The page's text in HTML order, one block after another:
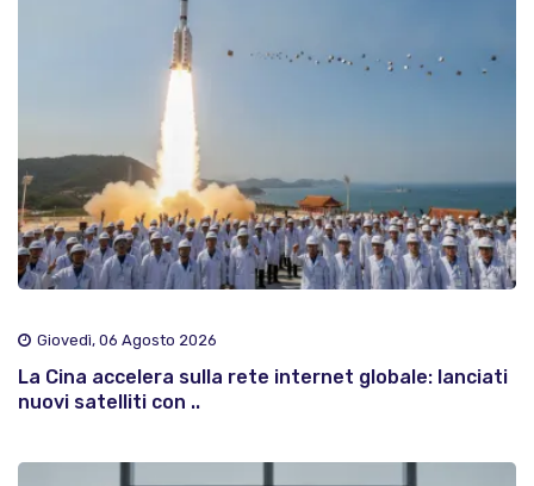
Giovedì, 06 Agosto 2026
La Cina accelera sulla rete internet globale: lanciati
nuovi satelliti con ..